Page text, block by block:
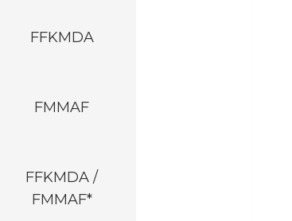
FFKMDA
FMMAF
FFKMDA /
FMMAF*